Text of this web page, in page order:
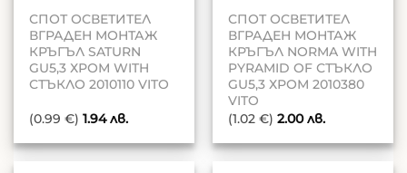
СПОТ ОСВЕТИТЕЛ
ВГРАДЕН МОНТАЖ
КРЪГЪЛ SATURN
GU5,3 ХРОМ WITH
СТЪКЛО 2010110 VITO
(0.99 €) 1.94лв.
СПОТ ОСВЕТИТЕЛ
ВГРАДЕН МОНТАЖ
КРЪГЪЛ NORMA WITH
PYRAMID OF СТЪКЛО
GU5,3 ХРОМ 2010380
VITO
(1.02 €) 2.00лв.